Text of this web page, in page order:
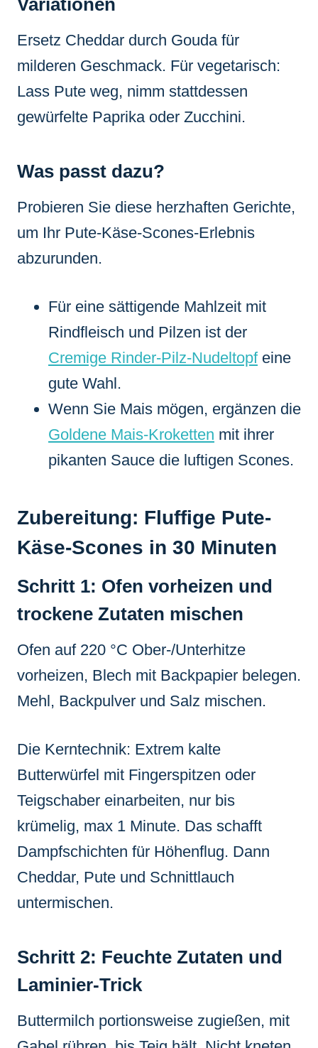
Ersetz Cheddar durch Gouda für
milderen Geschmack. Für vegetarisch:
Lass Pute weg, nimm stattdessen
gewürfelte Paprika oder Zucchini.
Was passt dazu?
Probieren Sie diese herzhaften Gerichte,
um Ihr Pute-Käse-Scones-Erlebnis
abzurunden.
Für eine sättigende Mahlzeit mit
Rindfleisch und Pilzen ist der
Cremige Rinder-Pilz-Nudeltopfeine
gute Wahl.
Wenn Sie Mais mögen, ergänzen die
Goldene Mais-Kroketten mit ihrer
pikanten Sauce die luftigen Scones.
Zubereitung: Fluffige Pute-
Käse-Scones in 30 Minuten
Schritt 1: Ofen vorheizen und
trockene Zutaten mischen
Ofen auf 220 °C Ober-/Unterhitze
vorheizen, Blech mit Backpapier belegen.
Mehl, Backpulver und Salz mischen.
Die Kerntechnik: Extrem kalte
Butterwürfel mit Fingerspitzen oder
Teigschaber einarbeiten, nur bis
krümelig, max 1 Minute. Das schafft
Dampfschichten für Höhenflug. Dann
Cheddar, Pute und Schnittlauch
untermischen.
Schritt 2: Feuchte Zutaten und
Laminier-Trick
Buttermilch portionsweise zugießen, mit